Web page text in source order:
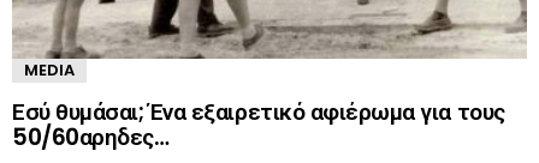
MEDIA
Εσύ θυμάσαι; Ένα εξαιρετικό αφιέρωμα για τους
50/60αρηδες…